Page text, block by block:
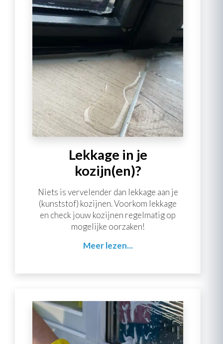
Lekkage in je
kozijn(en)?
Niets is vervelender dan lekkage aan je
(kunststof) kozijnen. Voorkom lekkage
en check jouw kozijnen regelmatig op
mogelijke oorzaken!
Meer lezen...